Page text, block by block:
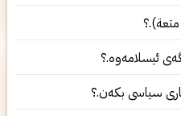
ئیسلامەوە.؟
سیاسی بکەن.؟